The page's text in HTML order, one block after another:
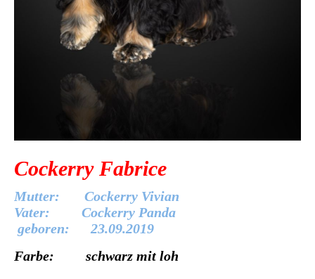
Cockerry Fabrice
Mutter: Cockerry Vivian
Vater: Cockerry Panda
geboren: 23.09.2019
Farbe: schwarz mit loh